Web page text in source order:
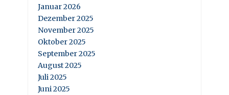
Januar 2026
Dezember 2025
November 2025
Oktober 2025
September 2025
August 2025
Juli 2025
Juni 2025